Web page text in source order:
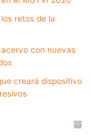
retos de la
con nuevas
creará dispositivo